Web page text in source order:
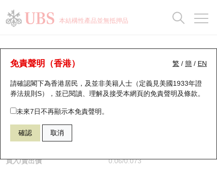
本結構性產品並無抵押品
繁 / 簡 / EN
免責聲明（香港）
請確認閣下為香港居民，及並非美籍人士（定義見美國1933年證
券法規則S），並已閱讀、理解及接受本網頁的免責聲明及條款。
未來7日不再顯示本免責聲明。
確認 取消
認股證分析儀
表現 街貨統計 比較
29594 瑞銀認購 1888 建滔積層板
$0.06 0.019 (+46.34%)
買入/賣出價 0.06/0.073
瑞銀認股證一覽
新發行瑞銀認股證
即將到期認股證
認股證到期結算價查詢
認股證分析儀
街貨統計
比較
牛熊全景快搜
牛熊證搜尋
牛熊證街貨分佈圖
正股牛熊證列表
新發行瑞銀牛熊證
街貨統計
比較
十大升幅/跌幅
十大認股證成交分佈
十天股證佔大市成交
資金流
街貨統計
正股分析儀
二十大活躍股份
恒指成份股
國指成份股
科指成份股
持股比重
顯示所有持股比重
每月輪證大市專題
輪證專欄
講座及教育短片
認股證投資者教育
牛熊證投資者教育